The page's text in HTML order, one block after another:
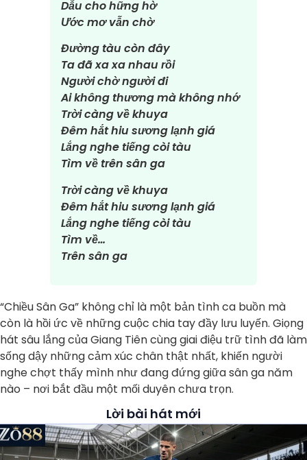
Dẫu cho hững hờ
Ước mơ vẫn chờ
Đường tàu còn đây
Ta đã xa xa nhau rồi
Người chờ người đi
Ai không thương mà không nhớ
Trời càng về khuya
Đêm hắt hiu sương lạnh giá
Lắng nghe tiếng còi tàu
Tìm về trên sân ga
Trời càng về khuya
Đêm hắt hiu sương lạnh giá
Lắng nghe tiếng còi tàu
Tìm về…
Trên sân ga
“Chiều Sân Ga” không chỉ là một bản tình ca buồn mà
còn là hồi ức về những cuộc chia tay đầy lưu luyến. Giọng
hát sâu lắng của Giang Tiên cùng giai điệu trữ tình đã làm
sống dậy những cảm xúc chân thật nhất, khiến người
nghe chợt thấy mình như đang đứng giữa sân ga năm
nào – nơi bắt đầu một mối duyên chưa trọn.
Lời bài hát mới